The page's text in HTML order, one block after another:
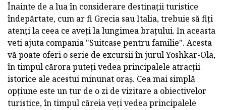
Înainte de a lua în considerare destinații turistice
îndepărtate, cum ar fi Grecia sau Italia, trebuie să fiți
atenți la ceea ce aveți la lungimea brațului. In aceasta
veti ajuta compania "Suitcase pentru familie". Acesta
vă poate oferi o serie de excursii în jurul Yoshkar-Ola,
în timpul cărora puteți vedea principalele atracții
istorice ale acestui minunat oraș. Cea mai simplă
opțiune este un tur de o zi de vizitare a obiectivelor
turistice, în timpul căreia veți vedea principalele